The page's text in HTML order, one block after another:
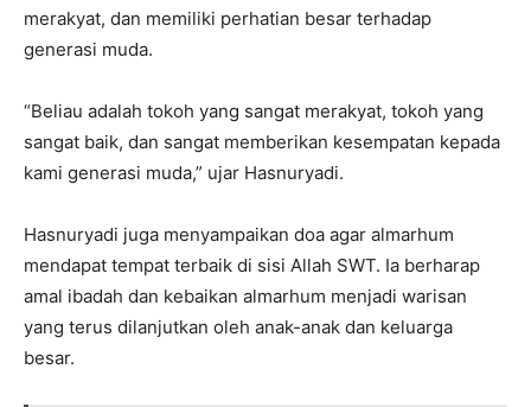
merakyat, dan memiliki perhatian besar terhadap
generasi muda.
“Beliau adalah tokoh yang sangat merakyat, tokoh yang
sangat baik, dan sangat memberikan kesempatan kepada
kami generasi muda,” ujar Hasnuryadi.
Hasnuryadi juga menyampaikan doa agar almarhum
mendapat tempat terbaik di sisi Allah SWT. Ia berharap
amal ibadah dan kebaikan almarhum menjadi warisan
yang terus dilanjutkan oleh anak-anak dan keluarga
besar.